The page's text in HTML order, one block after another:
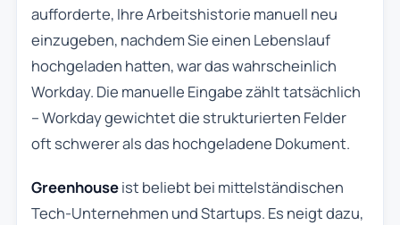
aufforderte, Ihre Arbeitshistorie manuell neu
einzugeben, nachdem Sie einen Lebenslauf
hochgeladen hatten, war das wahrscheinlich
Workday. Die manuelle Eingabe zählt tatsächlich
– Workday gewichtet die strukturierten Felder
oft schwerer als das hochgeladene Dokument.
Greenhouseist beliebt bei mittelständischen
Tech-Unternehmen und Startups. Es neigt dazu,